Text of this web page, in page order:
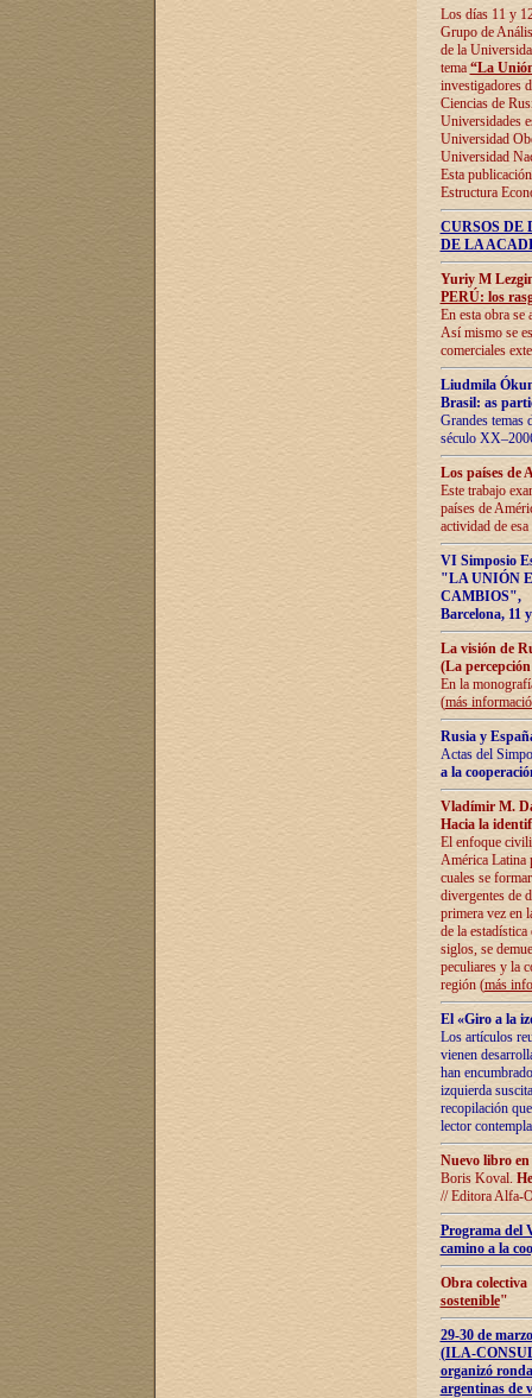
Los días 11 y
Grupo de
de la
tema “La
investigadores
Ciencias de
Universidades
Universidad
Universidad
Esta
Estructura
CURSOS
DE LA
Yuriy M
PERÚ: los
En esta obra se
Así mismo se
comerciales
Liudmila
Brasil: as
Grandes temas
século
Los países de
Este trabajo
países de
actividad de
VI Simposio
"LA UNIÓN
CAMBIOS",
Barcelona, 11
La visión de
(La
En la
(más
Rusia y
Actas del
a la
Vladímir M.
Hacia la
El enfoque
América Latina
cuales se
divergentes de
primera vez en
de la
siglos, se
peculiares y la
región (más
El «Giro a la
Los artículos
vienen
han
izquierda
recopilación
lector
Nuevo libro
Boris Koval.
// Editora Alfa-
Programa del
camino a la
Obra
sostenible"
29-30 de
(ILA-
organizó
argentinas de